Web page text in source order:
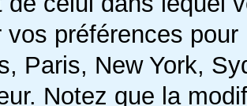
vos préférences
Paris, New York,
Notez que la